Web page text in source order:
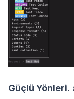
Güçlü Yönleri.